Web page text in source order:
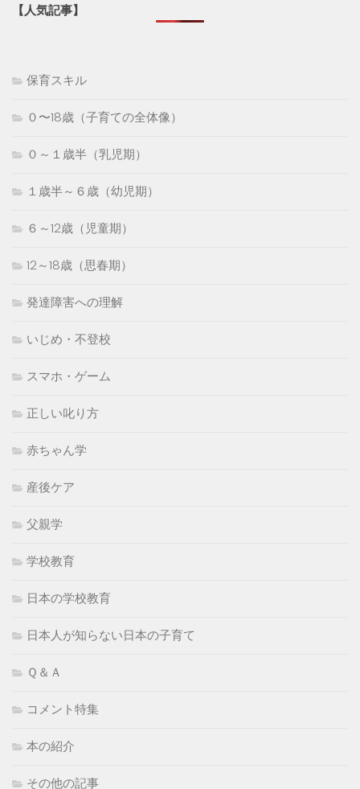
【人気記事】
保育スキル
０〜18歳（子育ての全体像）
０～１歳半（乳児期）
１歳半～６歳（幼児期）
６～12歳（児童期）
12～18歳（思春期）
発達障害への理解
いじめ・不登校
スマホ・ゲーム
正しい叱り方
赤ちゃん学
産後ケア
父親学
学校教育
日本の学校教育
日本人が知らない日本の子育て
Ｑ＆Ａ
コメント特集
本の紹介
その他の記事